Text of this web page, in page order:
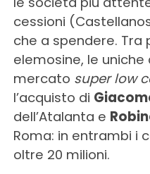
cessioni
che a spendere. Tra
elemosine, le uniche
mercato super low
l’acquisto di
dell’Atalanta e
Roma: in entrambi i
oltre 20 milioni.